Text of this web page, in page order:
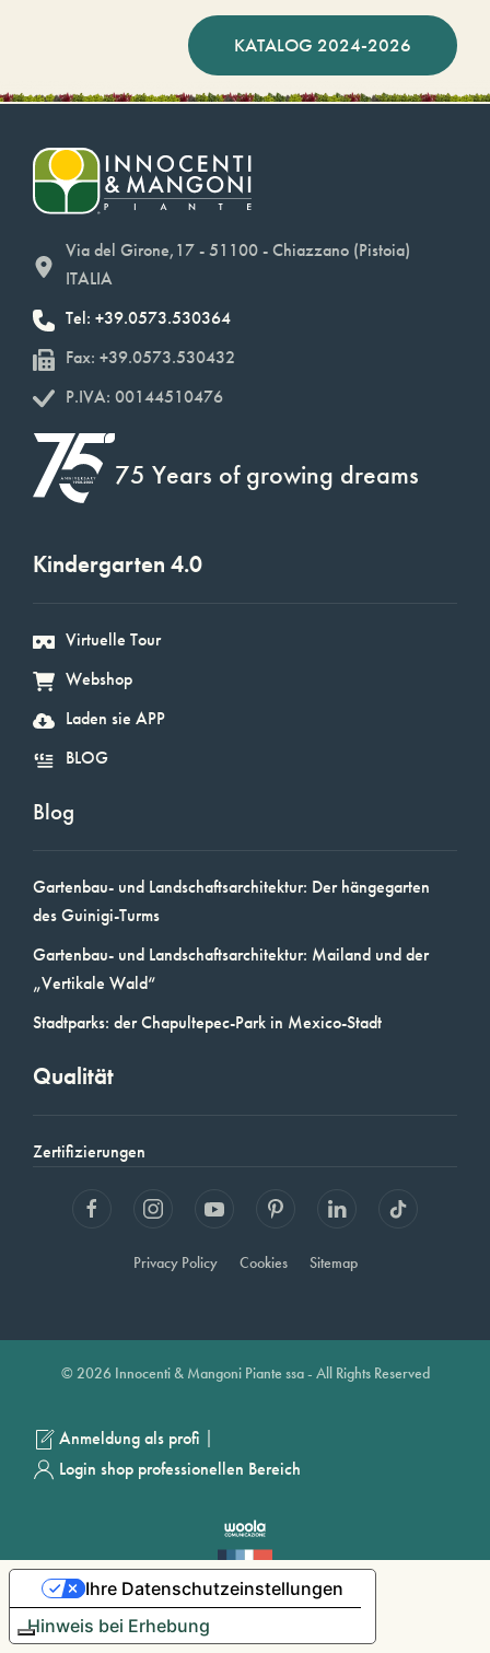
KATALOG 2024-2026
Via del Girone,17 - 51100 - Chiazzano (Pistoia)
ITALIA
Tel: +39.0573.530364
Fax: +39.0573.530432
P.IVA: 00144510476
75 Years of growing dreams
Kindergarten 4.0
Virtuelle Tour
Webshop
Laden sie APP
BLOG
Blog
Gartenbau- und Landschaftsarchitektur: Der hängegarten
des Guinigi-Turms
Gartenbau- und Landschaftsarchitektur: Mailand und der
„Vertikale Wald“
Stadtparks: der Chapultepec-Park in Mexico-Stadt
Qualität
Zertifizierungen
Privacy Policy Cookies Sitemap
© 2026 Innocenti & Mangoni Piante ssa - All Rights Reserved
Anmeldung als profi |
Login shop professionellen Bereich
Hinweis bei Erhebung
Ihre Datenschutzeinstellungen